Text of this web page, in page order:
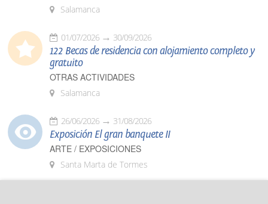
Salamanca
01/07/2026 30/09/2026
122 Becas de residencia con alojamiento completo y
gratuito
OTRAS ACTIVIDADES
Salamanca
26/06/2026 31/08/2026
Exposición El gran banquete II
ARTE / EXPOSICIONES
Santa Marta de Tormes